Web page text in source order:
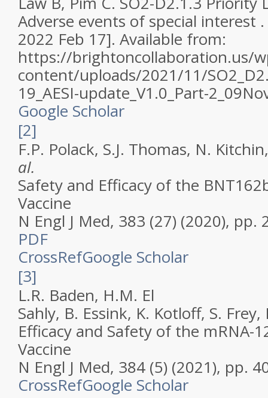
Adverse events of special interest
2022 Feb 17]. Available from:
https://brightoncollaboration.us/
content/uploads/2021/11/
19_AESI-update_V1.0_Part-
Google Scholar
[2]
F.P. Polack, S.J. Thomas, N.
al.
Safety and Efficacy of the
Vaccine
N Engl J Med, 383 (27) (2020), pp.
PDF
CrossRefGoogle Scholar
[3]
L.R. Baden, H.M. El
Sahly, B. Essink, K. Kotloff, S.
Efficacy and Safety of the mRNA-
Vaccine
N Engl J Med, 384 (5) (2021), pp.
CrossRefGoogle Scholar